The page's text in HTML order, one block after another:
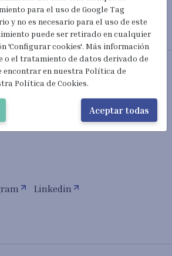
para el uso de Google Tag
y no es necesario para el uso de este
puede ser retirado en cualquier
'Configurar cookies'. Más información
o el tratamiento de datos derivado de
encontrar en nuestra Política de
Política de Cookies.
Aceptar todas
y Nacionalidad
Linkedin